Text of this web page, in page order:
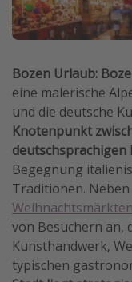
Hotels in Hamburg
Hotels in
Weitere Themen
Reise Journal
Familienurlaub in
Rundreisen in
Bahnreisen in der
Reisepassfreie
Travel Know How
Bozen Urlaub:
eine malerische
und die deutsche
Knotenpunkt
deutschsprachigen
Begegnung
Traditionen. Neben
Weihnachtsmärkten
von Besuchern an,
Kunsthandwerk,
typischen